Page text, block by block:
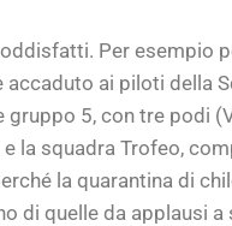
Per esempio
ai piloti della
5, con tre podi
la squadra Trofeo,
la quarantina di
di quelle da